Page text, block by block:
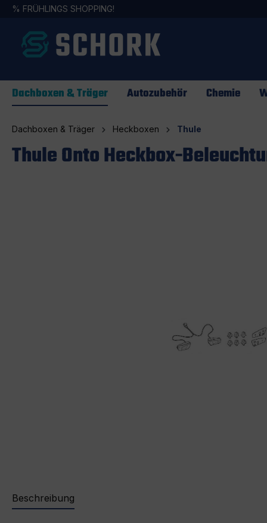
Zur Hauptnavigation springen
% FRÜHLINGS SHOPPING!
Dachboxen & Träger Autozubehör Chemie
Dachboxen & Träger Heckboxen Thule
Thule Onto Heckbox-
Beschreibung